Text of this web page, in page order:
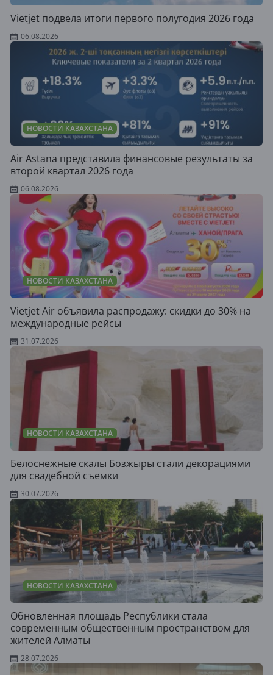
Vietjet подвела итоги первого полугодия 2026 года
06.08.2026
НОВОСТИ КАЗАХСТАНА
Air Astana представила финансовые результаты за
второй квартал 2026 года
06.08.2026
НОВОСТИ КАЗАХСТАНА
Vietjet Air объявила распродажу: скидки до 30% на
международные рейсы
31.07.2026
НОВОСТИ КАЗАХСТАНА
Белоснежные скалы Бозжыры стали декорациями
для свадебной съемки
30.07.2026
НОВОСТИ КАЗАХСТАНА
Обновленная площадь Республики стала
современным общественным пространством для
жителей Алматы
28.07.2026